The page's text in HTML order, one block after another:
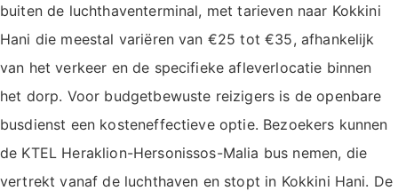
buiten de luchthaventerminal, met tarieven naar Kokkini
Hani die meestal variëren van €25 tot €35, afhankelijk
van het verkeer en de specifieke afleverlocatie binnen
het dorp. Voor budgetbewuste reizigers is de openbare
busdienst een kosteneffectieve optie. Bezoekers kunnen
de KTEL Heraklion-Hersonissos-Malia bus nemen, die
vertrekt vanaf de luchthaven en stopt in Kokkini Hani. De